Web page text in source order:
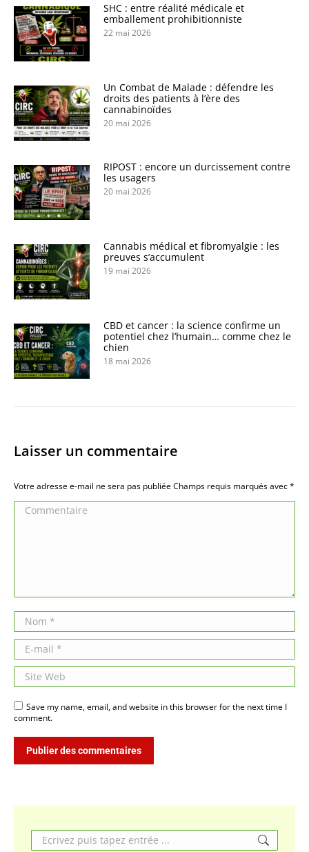
SHC : entre réalité médicale et
emballement prohibitionniste
22 mai 2026
Un Combat de Malade : défendre les
droits des patients à l’ère des
cannabinoïdes
20 mai 2026
RIPOST : encore un durcissement contre
les usagers
20 mai 2026
Cannabis médical et fibromyalgie : les
preuves s’accumulent
19 mai 2026
CBD et cancer : la science confirme un
potentiel chez l’humain… comme chez le
chien
18 mai 2026
Laisser un commentaire
Votre adresse e-mail ne sera pas publiée Champs requis marqués avec*
Commentaire
Nom *
E-mail *
Site Web
Save my name, email, and website in this browser for the next time I
comment.
Publier des commentaires
Search: